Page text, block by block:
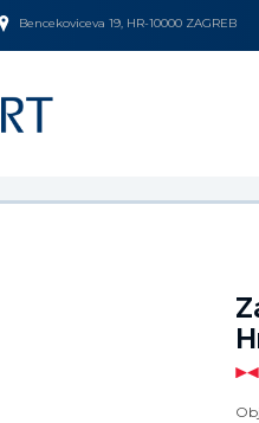
Bencekoviceva 19, HR-10000 ZAGREB